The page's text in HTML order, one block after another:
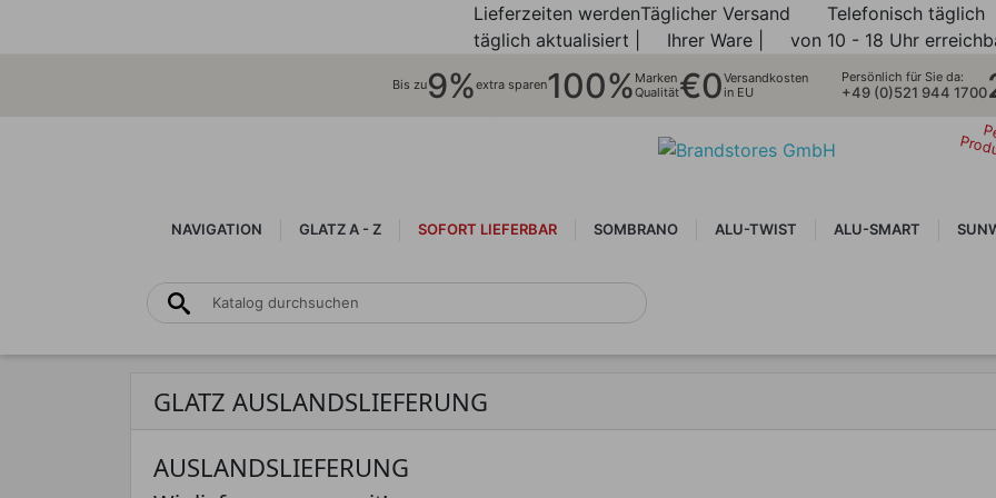
Lieferzeiten werden
täglich aktualisiert |
Täglicher Versand
Ihrer Ware |
Telefonisch täglich
von 10 - 18 Uhr
Bis zu9%extra sparen100% Marken
Qualität€0Versandkosten
in EU
Persönlich für Sie da:
+49 (0)521 944 1700
NAVIGATION GLATZ A - Z SOFORT LIEFERBAR SOMBRANO ALU-TWIST ALU-SMART
GLATZ AUSLANDSLIEFERUNG
AUSLANDSLIEFERUNG